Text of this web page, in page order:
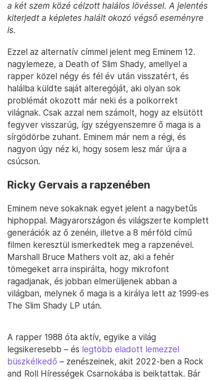
a két szem közé célzott halálos lövéssel. A jelentés
kiterjedt a képletes halált okozó végső eseményre
is.
Ezzel az alternatív címmel jelent meg Eminem 12.
nagylemeze, a Death of Slim Shady, amellyel a
rapper közel négy és fél év után visszatért, és
halálba küldte saját alteregóját, aki olyan sok
problémát okozott már neki és a polkorrekt
világnak. Csak azzal nem számolt, hogy az elsütött
fegyver visszarúg, így szégyenszemre ő maga is a
sírgödörbe zuhant. Eminem már nem a régi, és
nagyon úgy néz ki, hogy sosem lesz már újra a
csúcson.
Ricky Gervais a rapzenében
Eminem neve sokaknak egyet jelent a nagybetűs
hiphoppal. Magyarországon és világszerte komplett
generációk az ő zenéin, illetve a 8 mérföld című
filmen keresztül ismerkedtek meg a rapzenével.
Marshall Bruce Mathers volt az, aki a fehér
tömegeket arra inspirálta, hogy mikrofont
ragadjanak, és jobban elmerüljenek abban a
világban, melynek ő maga is a királya lett az 1999-es
The Slim Shady LP után.
A rapper 1988 óta aktív, egyike a világ
legsikeresebb – és legtöbb eladott lemezzel
büszkélkedő – zenészeinek, akit 2022-ben a Rock
and Roll Hírességek Csarnokába is beiktattak. Bár